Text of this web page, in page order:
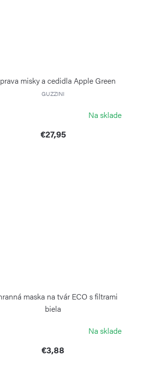
misky a cedidla Apple Green
GUZZINI
Na sklade
€27,95
maska na tvár ECO s filtrami
biela
Na sklade
€3,88